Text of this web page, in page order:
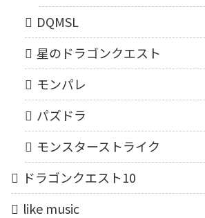
DQMSL
星のドラゴンクエスト
モンパレ
パズドラ
モンスターストライク
ドラゴンクエスト10
like music